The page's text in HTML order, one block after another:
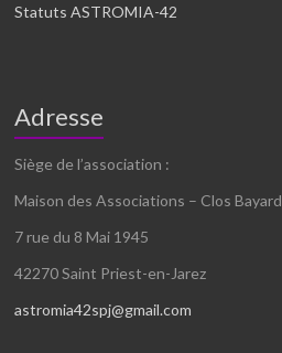
Statuts ASTROMIA-42
Adresse
Siège de l’association :
Maison des Associations – Clos Bayard
7 rue du 8 Mai 1945
42270 Saint Priest-en-Jarez
astromia42spj@gmail.com